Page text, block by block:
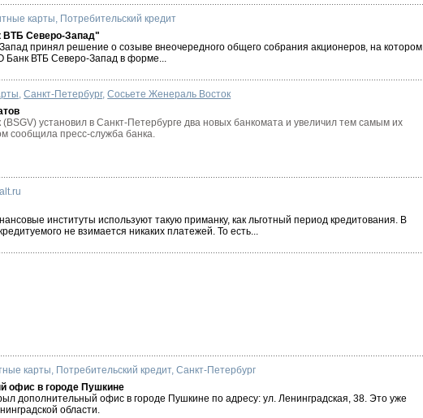
карты, Потребительский кредит
ВТБ Северо-Запад"
принял решение о созыве внеочередного общего собрания акционеров, на котором
Банк ВТБ Северо-Запад в форме...
,Санкт-Петербург,Сосьете Женераль Восток
установил в Санкт-Петербурге два новых банкомата и увеличил тем самым их
сообщила пресс-служба банка.
институты используют такую приманку, как льготный период кредитования. В
не взимается никаких платежей. То есть...
карты, Потребительский кредит,Санкт-Петербург
офис в городе Пушкине
дополнительный офис в городе Пушкине по адресу: ул. Ленинградская, 38. Это уже
области.